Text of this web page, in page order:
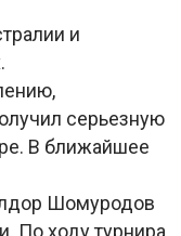
и
серьезную
В ближайшее
Шомуродов
По ходу турнира